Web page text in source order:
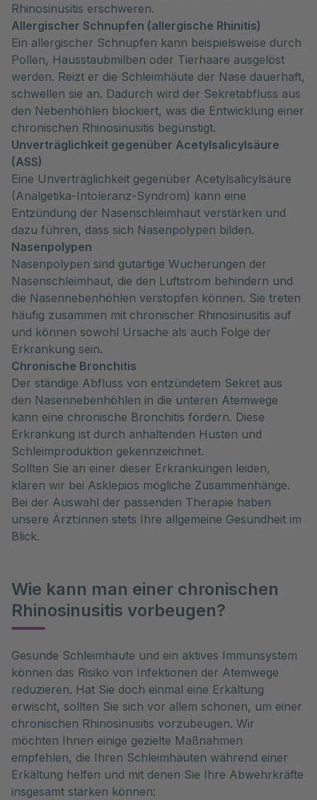
Rhinosinusitis erschweren.
Allergischer Schnupfen (allergische Rhinitis)
Ein allergischer Schnupfen kann beispielsweise durch
Pollen, Hausstaubmilben oder Tierhaare ausgelöst
werden. Reizt er die Schleimhäute der Nase dauerhaft,
schwellen sie an. Dadurch wird der Sekretabfluss aus
den Nebenhöhlen blockiert, was die Entwicklung einer
chronischen Rhinosinusitis begünstigt.
Unverträglichkeit gegenüber Acetylsalicylsäure
(ASS)
Eine Unverträglichkeit gegenüber Acetylsalicylsäure
(Analgetika-Intoleranz-Syndrom) kann eine
Entzündung der Nasenschleimhaut verstärken und
dazu führen, dass sich Nasenpolypen bilden.
Nasenpolypen
Nasenpolypen sind gutartige Wucherungen der
Nasenschleimhaut, die den Luftstrom behindern und
die Nasennebenhöhlen verstopfen können. Sie treten
häufig zusammen mit chronischer Rhinosinusitis auf
und können sowohl Ursache als auch Folge der
Erkrankung sein.
Chronische Bronchitis
Der ständige Abfluss von entzündetem Sekret aus
den Nasennebenhöhlen in die unteren Atemwege
kann eine chronische Bronchitis fördern. Diese
Erkrankung ist durch anhaltenden Husten und
Schleimproduktion gekennzeichnet.
Sollten Sie an einer dieser Erkrankungen leiden,
klären wir bei Asklepios mögliche Zusammenhänge.
Bei der Auswahl der passenden Therapie haben
unsere Ärzt:innen stets Ihre allgemeine Gesundheit im
Blick.
Wie kann man einer chronischen
Rhinosinusitis vorbeugen?
Gesunde Schleimhäute und ein aktives Immunsystem
können das Risiko von Infektionen der Atemwege
reduzieren. Hat Sie doch einmal eine Erkältung
erwischt, sollten Sie sich vor allem schonen, um einer
chronischen Rhinosinusitis vorzubeugen. Wir
möchten Ihnen einige gezielte Maßnahmen
empfehlen, die Ihren Schleimhäuten während einer
Erkältung helfen und mit denen Sie Ihre Abwehrkräfte
insgesamt stärken können: